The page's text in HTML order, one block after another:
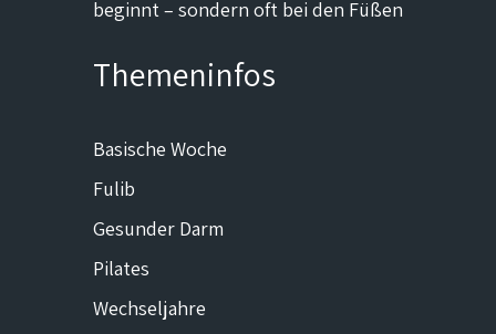
beginnt – sondern oft bei den Füßen
Themeninfos
Basische Woche
Fulib
Gesunder Darm
Pilates
Wechseljahre